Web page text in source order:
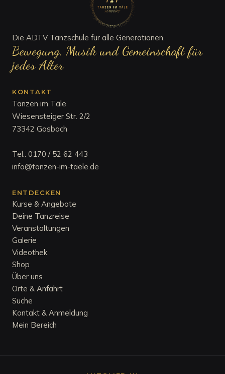
Die ADTV Tanzschule für alle Generationen.
Bewegung, Musik und Gemeinschaft für
jedes Alter
KONTAKT
Tanzen im Täle
Wiesensteiger Str. 2/2
73342 Gosbach
Tel.: 0170 / 52 62 443
info@tanzen-im-taele.de
ENTDECKEN
Kurse & Angebote
Deine Tanzreise
Veranstaltungen
Galerie
Videothek
Shop
Über uns
Orte & Anfahrt
Suche
Kontakt & Anmeldung
Mein Bereich